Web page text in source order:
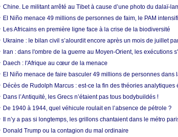
Chine. Le militant arrêté au Tibet à cause d’une photo du dalaï-
El Niño menace 49 millions de personnes de faim, le PAM
Les Africains en première ligne face à la crise de la biodiversité
Ukraine : le bilan civil s’alourdit encore après un mois de juillet
Iran : dans l'ombre de la guerre au Moyen-Orient, les exécutions
Daech : l'Afrique au cœur de la menace
El Niño menace de faire basculer 49 millions de personnes dans
Décès de Rudolph Marcus : est-ce la fin des théories analytiques
Dans l’Antiquité, les Grecs n’étaient pas tous bodybuildés !
De 1940 à 1944, quel véhicule roulait en l’absence de pétrole ?
Il n’y a pas si longtemps, les grillons chantaient dans le métro
Donald Trump ou la contagion du mal ordinaire